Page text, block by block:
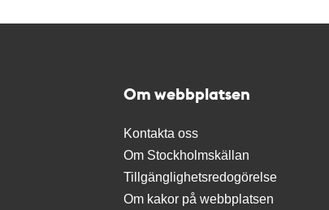
Om webbplatsen
Kontakta oss
Om Stockholmskällan
Tillgänglighetsredogörelse
Om kakor på webbplatsen